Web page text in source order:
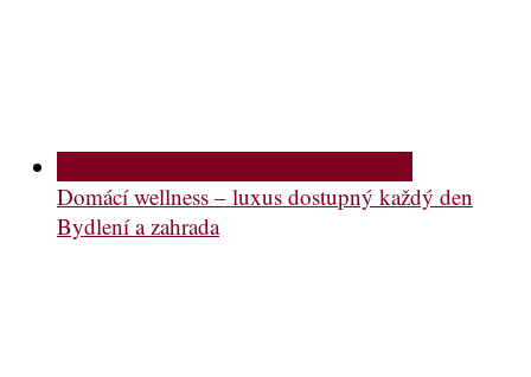
Domácí wellness – luxus dostupný každý den
Bydlení a zahrada